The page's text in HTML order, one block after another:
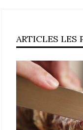
ARTICLES LES